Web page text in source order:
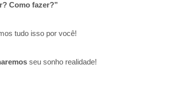
Como fazer?”
tudo isso por você!
seu sonho realidade!